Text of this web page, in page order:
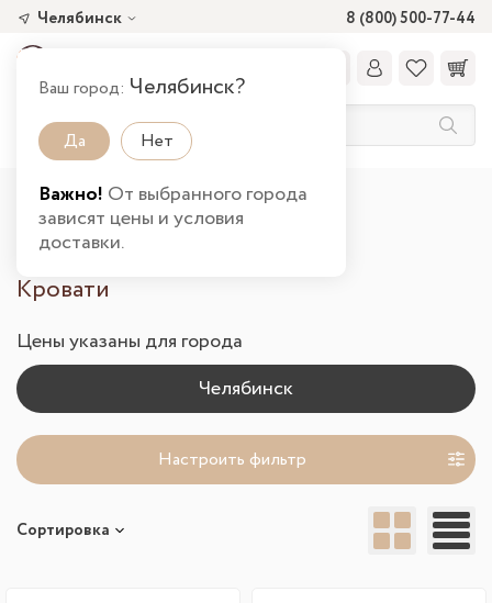
8 (800) 500-77-44
Челябинск
Ваш город: Челябинск?
Да Нет
Важно! От выбранного города
зависят цены и условия
доставки.
Главная Каталог товаров
Спальня
Кровати в Челябинске
Кровати
Цены указаны для города
Настроить фильтр
Сортировка